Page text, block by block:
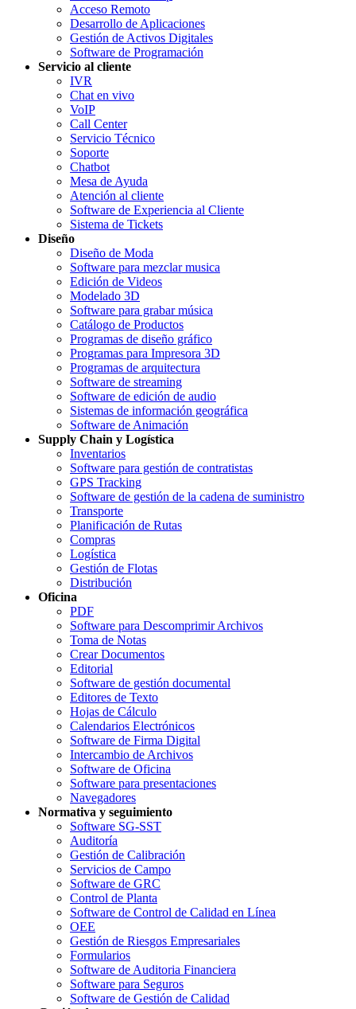
Acceso Remoto
Desarrollo de Aplicaciones
Gestión de Activos Digitales
Software de Programación
Servicio al cliente
IVR
Chat en vivo
VoIP
Call Center
Servicio Técnico
Soporte
Chatbot
Mesa de Ayuda
Atención al cliente
Software de Experiencia al Cliente
Sistema de Tickets
Diseño
Diseño de Moda
Software para mezclar musica
Edición de Videos
Modelado 3D
Software para grabar música
Catálogo de Productos
Programas de diseño gráfico
Programas para Impresora 3D
Programas de arquitectura
Software de streaming
Software de edición de audio
Sistemas de información geográfica
Software de Animación
Supply Chain y Logística
Inventarios
Software para gestión de contratistas
GPS Tracking
Software de gestión de la cadena de suministro
Transporte
Planificación de Rutas
Compras
Logística
Gestión de Flotas
Distribución
Oficina
PDF
Software para Descomprimir Archivos
Toma de Notas
Crear Documentos
Editorial
Software de gestión documental
Editores de Texto
Hojas de Cálculo
Calendarios Electrónicos
Software de Firma Digital
Intercambio de Archivos
Software de Oficina
Software para presentaciones
Navegadores
Normativa y seguimiento
Software SG-SST
Auditoría
Gestión de Calibración
Servicios de Campo
Software de GRC
Control de Planta
Software de Control de Calidad en Línea
OEE
Gestión de Riesgos Empresariales
Formularios
Software de Auditoria Financiera
Software para Seguros
Software de Gestión de Calidad